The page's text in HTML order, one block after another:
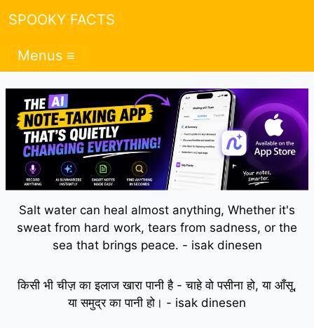
SPOOKY FACTS
Menus ≡
Salt water can heal almost anything, Whether it's
sweat from hard work, tears from sadness, or the
sea that brings peace. - isak dinesen
किसी भी चीज़ का इलाज खारा पानी है - चाहे वो पसीना हो, या आँसू,
या समुद्र का पानी हो। - isak dinesen